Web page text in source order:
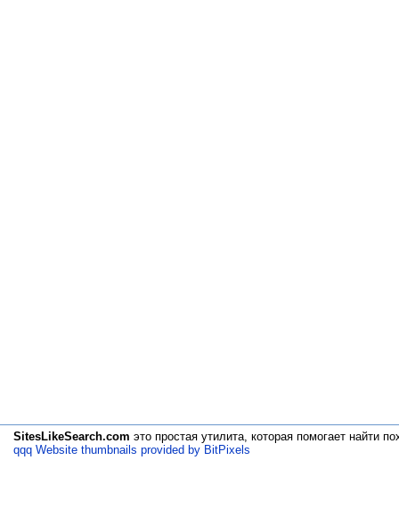
SitesLikeSearch.com это простая утилита, которая помогает найти
qqq Website thumbnails provided by BitPixels